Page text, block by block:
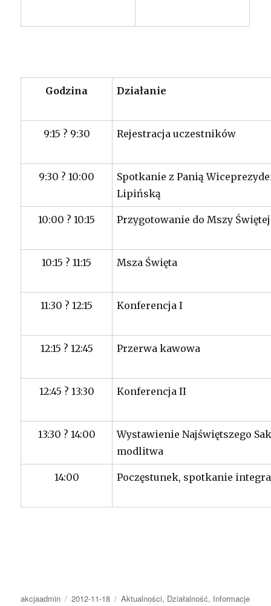
Godzina Działanie
9:15 ? 9:30 Rejestracja uczestników
9:30 ? 10:00
Spotkanie z Panią
Lipińską
10:00 ? 10:15 Przygotowanie do Mszy Świętej
10:15 ? 11:15 Msza Święta
11:30 ? 12:15 Konferencja I
12:15 ? 12:45 Przerwa kawowa
12:45 ? 13:30 Konferencja II
13:30 ? 14:00
Wystawienie Najświętszego
modlitwa
14:00 Poczęstunek, spotkanie
Autor
akcjaadmin Opublikowano
2012-11-18 Kategorie
Aktualności, Działalność, Informacje